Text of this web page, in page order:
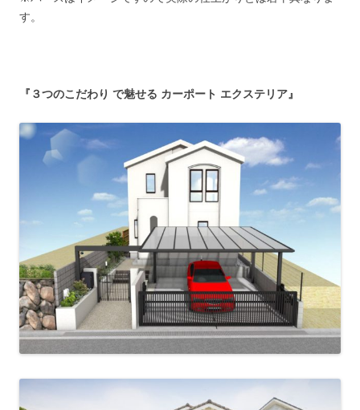
す。
『３つのこだわり で魅せる カーポート エクステリア』